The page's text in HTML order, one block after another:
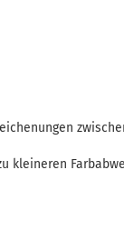
kleineren